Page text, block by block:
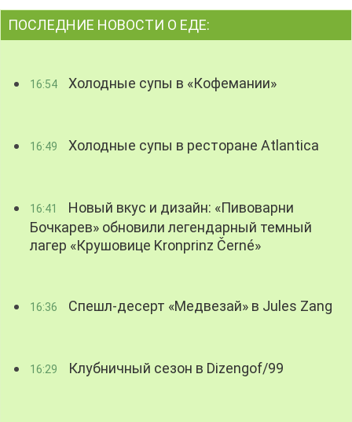
ПОСЛЕДНИЕ НОВОСТИ О ЕДЕ:
16:54 Холодные супы в «Кофемании»
16:49 Холодные супы в ресторане Atlantica
16:41
Новый вкус и дизайн: «Пивоварни
Бочкарев» обновили легендарный темный
лагер «Крушовице Kronprinz Černé»
16:36 Спешл-десерт «Медвезай» в Jules Zang
16:29 Клубничный сезон в Dizengof/99